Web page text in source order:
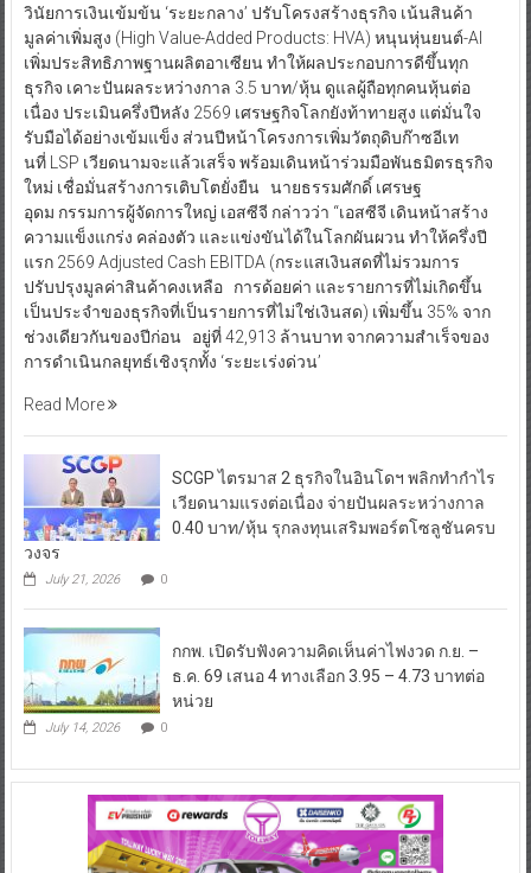
วินัยการเงินเข้มข้น ‘ระยะกลาง’ ปรับโครงสร้างธุรกิจ เน้นสินค้า
มูลค่าเพิ่มสูง (High Value-Added Products: HVA) หนุนหุ่นยนต์-AI
เพิ่มประสิทธิภาพฐานผลิตอาเซียน ทำให้ผลประกอบการดีขึ้นทุก
ธุรกิจ เคาะปันผลระหว่างกาล 3.5 บาท/หุ้น ดูแลผู้ถือทุกคนหุ้นต่อ
เนื่อง ประเมินครึ่งปีหลัง 2569 เศรษฐกิจโลกยังท้าทายสูง แต่มั่นใจ
รับมือได้อย่างเข้มแข็ง ส่วนปีหน้าโครงการเพิ่มวัตถุดิบก๊าซอีเท
นที่ LSP เวียดนามจะแล้วเสร็จ พร้อมเดินหน้าร่วมมือพันธมิตรธุรกิจ
ใหม่ เชื่อมั่นสร้างการเติบโตยั่งยืน นายธรรมศักดิ์ เศรษฐ
อุดม กรรมการผู้จัดการใหญ่ เอสซีจี กล่าวว่า “เอสซีจี เดินหน้าสร้าง
ความแข็งแกร่ง คล่องตัว และแข่งขันได้ในโลกผันผวน ทำให้ครึ่งปี
แรก 2569 Adjusted Cash EBITDA (กระแสเงินสดที่ไม่รวมการ
ปรับปรุงมูลค่าสินค้าคงเหลือ การด้อยค่า และรายการที่ไม่เกิดขึ้น
เป็นประจำของธุรกิจที่เป็นรายการที่ไม่ใช่เงินสด) เพิ่มขึ้น 35% จาก
ช่วงเดียวกันของปีก่อน อยู่ที่ 42,913 ล้านบาท จากความสำเร็จของ
การดำเนินกลยุทธ์เชิงรุกทั้ง ‘ระยะเร่งด่วน’
Read More
SCGP ไตรมาส 2 ธุรกิจในอินโดฯ พลิกทำกำไร
เวียดนามแรงต่อเนื่อง จ่ายปันผลระหว่างกาล
0.40 บาท/หุ้น รุกลงทุนเสริมพอร์ตโซลูชันครบ
วงจร
July 21, 2026 0
กกพ. เปิดรับฟังความคิดเห็นค่าไฟงวด ก.ย. –
ธ.ค. 69 เสนอ 4 ทางเลือก 3.95 – 4.73 บาทต่อ
หน่วย
July 14, 2026 0